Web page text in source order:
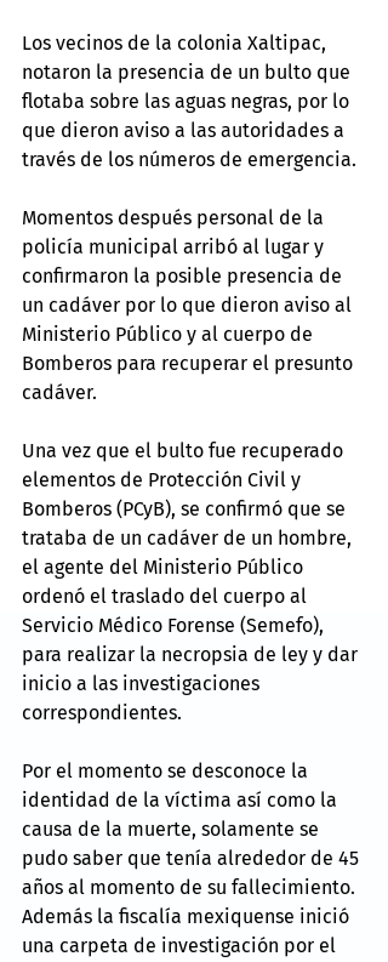
Los vecinos de la colonia Xaltipac,
notaron la presencia de un bulto que
flotaba sobre las aguas negras, por lo
que dieron aviso a las autoridades a
través de los números de emergencia.
Momentos después personal de la
policía municipal arribó al lugar y
confirmaron la posible presencia de
un cadáver por lo que dieron aviso al
Ministerio Público y al cuerpo de
Bomberos para recuperar el presunto
cadáver.
Una vez que el bulto fue recuperado
elementos de Protección Civil y
Bomberos (PCyB), se confirmó que se
trataba de un cadáver de un hombre,
el agente del Ministerio Público
ordenó el traslado del cuerpo al
Servicio Médico Forense (Semefo),
para realizar la necropsia de ley y dar
inicio a las investigaciones
correspondientes.
Por el momento se desconoce la
identidad de la víctima así como la
causa de la muerte, solamente se
pudo saber que tenía alrededor de 45
años al momento de su fallecimiento.
Además la fiscalía mexiquense inició
una carpeta de investigación por el